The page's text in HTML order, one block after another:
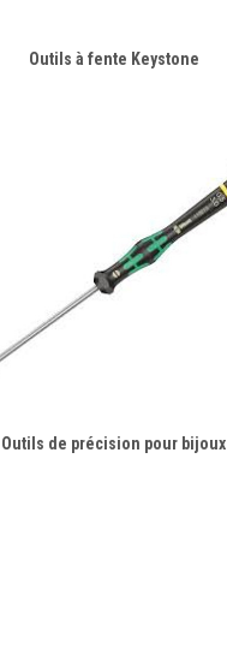
Outils à fente Keystone
Outils de précision pour bijoux